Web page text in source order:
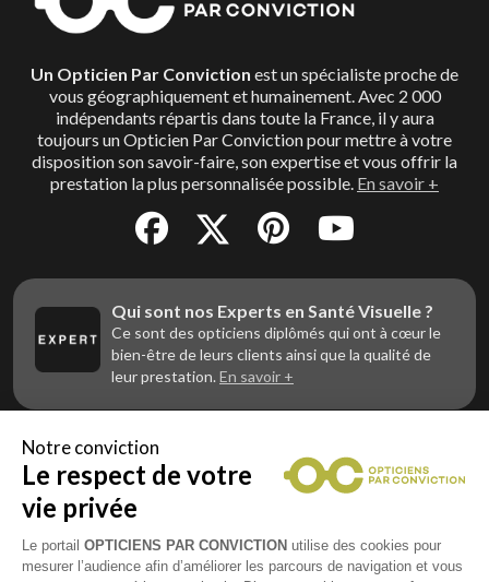
Un Opticien Par Conviction est un spécialiste proche de
vous géographiquement et humainement. Avec 2 000
indépendants répartis dans toute la France, il y aura
toujours un Opticien Par Conviction pour mettre à votre
disposition son savoir-faire, son expertise et vous offrir la
prestation la plus personnalisée possible. En savoir +
Qui sont nos Experts en Santé Visuelle ?
Ce sont des opticiens diplômés qui ont à cœur le
bien-être de leurs clients ainsi que la qualité de
leur prestation. En savoir +
Vous êtes un professionnel de la vue et
vous souhaitez nous rejoindre ?
Contactez Alliance Optic, la centrale d’achats et
d’accompagnement des opticiens indépendants
Notre conviction
Le respect de votre
vie privée
Le portail OPTICIENS PAR CONVICTION utilise des cookies pour
mesurer l’audience afin d’améliorer les parcours de navigation et vous